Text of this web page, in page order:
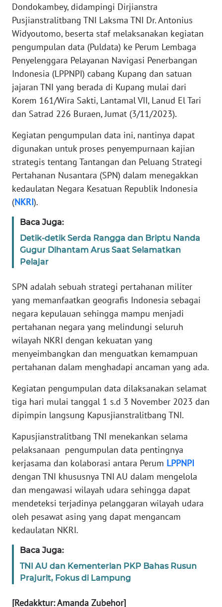
Dondokambey, didampingi Dirjianstra
Pusjianstralitbang TNI Laksma TNI Dr. Antonius
Widyoutomo, beserta staf melaksanakan kegiatan
pengumpulan data (Puldata) ke Perum Lembaga
Penyelenggara Pelayanan Navigasi Penerbangan
Indonesia (LPPNPI) cabang Kupang dan satuan
jajaran TNI yang berada di Kupang mulai dari
Korem 161/Wira Sakti, Lantamal VII, Lanud El Tari
dan Satrad 226 Buraen, Jumat (3/11/2023).
Kegiatan pengumpulan data ini, nantinya dapat
digunakan untuk proses penyempurnaan kajian
strategis tentang Tantangan dan Peluang Strategi
Pertahanan Nusantara (SPN) dalam menegakkan
kedaulatan Negara Kesatuan Republik Indonesia
(NKRI).
Baca Juga:
Detik-detik Serda Rangga dan Briptu Nanda
Gugur Dihantam Arus Saat Selamatkan
Pelajar
SPN adalah sebuah strategi pertahanan militer
yang memanfaatkan geografis Indonesia sebagai
negara kepulauan sehingga mampu menjadi
pertahanan negara yang melindungi seluruh
wilayah NKRI dengan kekuatan yang
menyeimbangkan dan menguatkan kemampuan
pertahanan dalam menghadapi ancaman yang ada.
Kegiatan pengumpulan data dilaksanakan selamat
tiga hari mulai tanggal 1 s.d 3 November 2023 dan
dipimpin langsung Kapusjianstralitbang TNI.
Kapusjianstralitbang TNI menekankan selama
pelaksanaan pengumpulan data pentingnya
kerjasama dan kolaborasi antara Perum LPPNPI
dengan TNI khususnya TNI AU dalam mengelola
dan mengawasi wilayah udara sehingga dapat
mendeteksi terjadinya pelanggaran wilayah udara
oleh pesawat asing yang dapat mengancam
kedaulatan NKRI.
Baca Juga:
TNI AU dan Kementerian PKP Bahas Rusun
Prajurit, Fokus di Lampung
[Redakktur: Amanda Zubehor]
KARIR
DISCLAIMER
Wahana
News
Regional
WN
SUMUT
WN
JAKARTA
JABAR
WN
WN
NTT
WN
KEPRI
WN
PAPUA
WN
BARAT
WN
WN
SERAMBI
WN
WN
SULTRA
NTB